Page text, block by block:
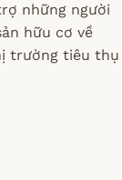
những người
hữu cơ về
trường tiêu thụ